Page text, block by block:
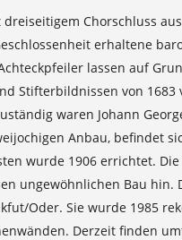
Chorschluss
erhaltene
lassen auf
Stifterbildnissen von
waren Johann
Anbau, befindet
wurde 1906 errichtet.
ungewöhnlichen Bau
Oder. Sie wurde 1985
Derzeit finden